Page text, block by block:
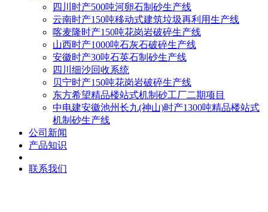
四川时产500吨河卵石制砂生产线
云南时产150吨移动式建筑垃圾再利用生产线
喀麦隆时产150吨花岗岩破碎生产线
山西时产1000吨石灰石破碎生产线
安徽时产30吨石英石制砂生产线
四川细沙回收系统
贝宁时产150吨花岗岩破碎生产线
东方希望精品楼站式机制砂工厂二期项目
中电建安徽池州长九(神山)时产1300吨精品楼站式
机制砂生产线
公司新闻
产品知识
联系我们